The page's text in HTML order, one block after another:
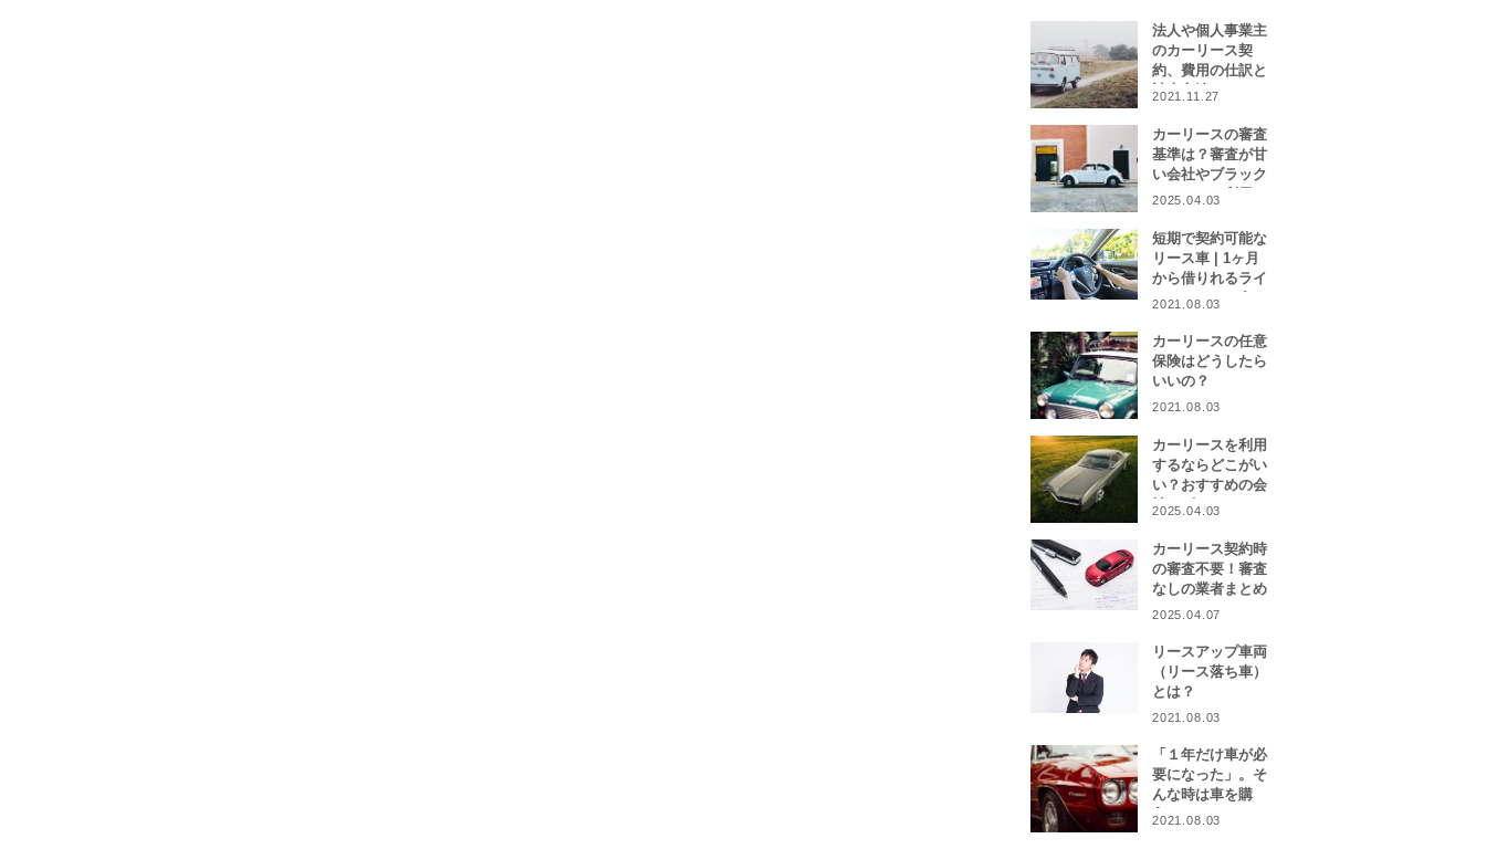
者をご紹介！
法人や個人事業主
のカーリース契
約、費用の仕訳と
計上方法は？
2021.11.27
カーリースの審査
基準は？審査が甘
い会社やブラック
リストでも利用で
2025.04.03
短期で契約可能な
リース車 | 1ヶ月
から借りれるライ
フスタイルに合わ
集
2021.08.03
カーリースの任意
保険はどうしたら
いいの？
2021.08.03
カーリースを利用
するならどこがい
い？おすすめの会
社をピックアッ
2025.04.03
カーリース契約時
の審査不要！審査
なしの業者まとめ
2025.04.07
リースアップ車両
（リース落ち車）
とは？
2021.08.03
「１年だけ車が必
要になった」。そ
んな時は車を購
入？カーリース？
2021.08.03